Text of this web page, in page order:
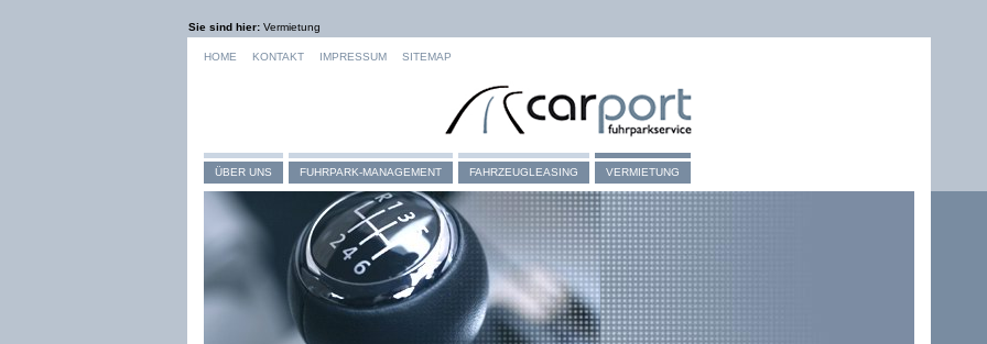
Sie sind hier: Vermietung
HOME KONTAKT IMPRESSUM SITEMAP
ÜBER UNS FUHRPARK-MANAGEMENT FAHRZEUGLEASING VERMIETUNG